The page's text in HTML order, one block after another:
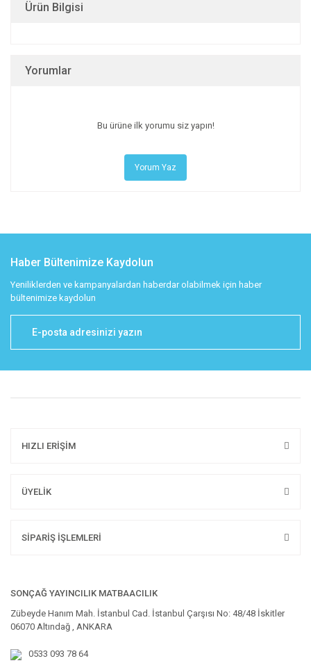
Ürün Bilgisi
Yorumlar
Bu ürüne ilk yorumu siz yapın!
Yorum Yaz
Haber Bültenimize Kaydolun
Yeniliklerden ve kampanyalardan haberdar olabilmek için haber
bültenimize kaydolun
HIZLI ERİŞİM
ÜYELİK
SİPARİŞ İŞLEMLERİ
SONÇAĞ YAYINCILIK MATBAACILIK
Zübeyde Hanım Mah. İstanbul Cad. İstanbul Çarşısı No: 48/48 İskitler
06070 Altındağ , ANKARA
0533 093 78 64